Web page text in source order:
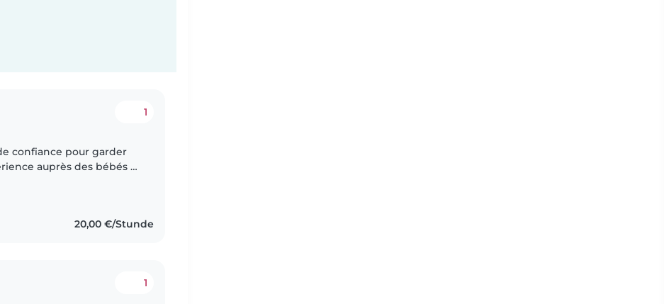
1
confiance pour garder
auprès des bébés et
20,00 €/Stunde
1